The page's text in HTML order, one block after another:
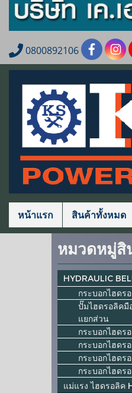
0800892106
หน้าแรก สินค้าทั้งหมด
หมวดหมู่สิ
HYDRAULIC
กระบอกไฮดร
ปั๊มไฮดรอลิคมื
แยกส่วน
กระบอกไฮดร
กระบอกไฮดร
กระบอกไฮดร
กระบอกไฮดร
แม่แรง ไฮดรอลิค